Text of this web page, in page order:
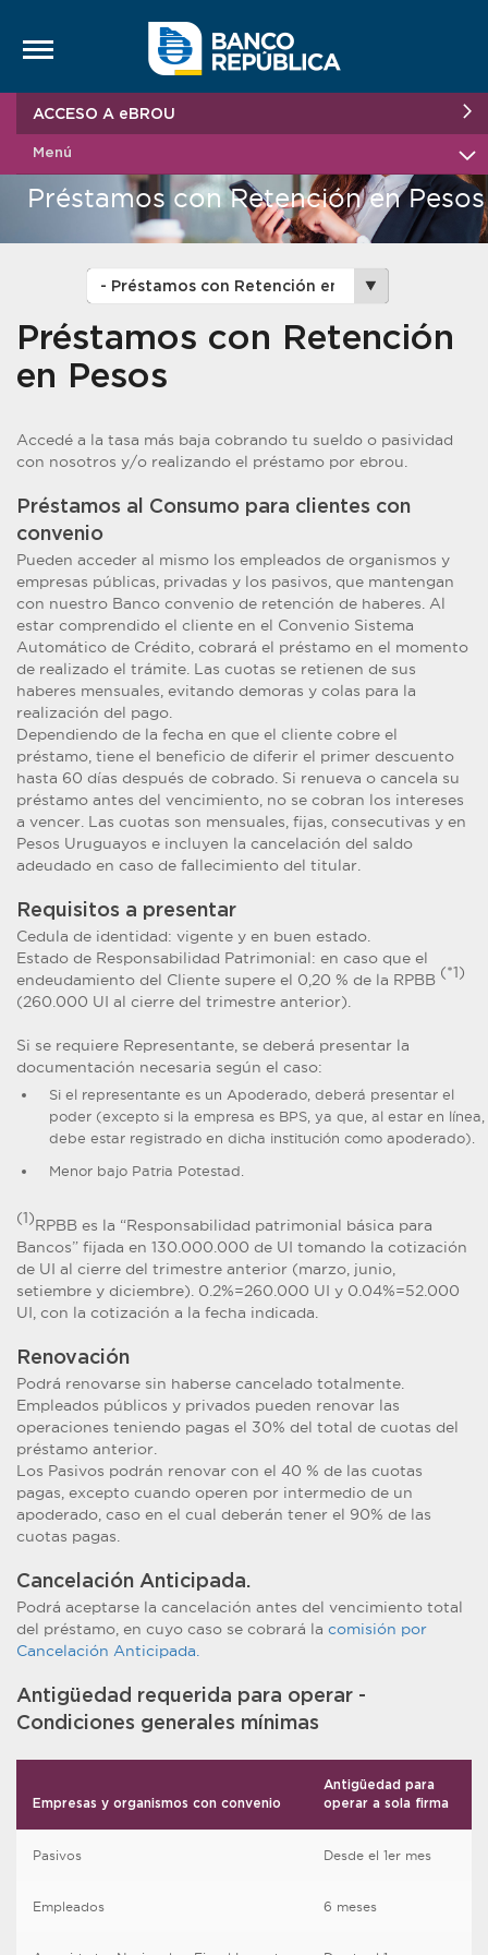
ACCESO A eBROU
Menú
Préstamos con Retención en Pesos
Préstamos con Retención
en Pesos
Accedé a la tasa más baja cobrando tu sueldo o pasividad
con nosotros y/o realizando el préstamo por ebrou.
Préstamos al Consumo para clientes con
convenio
Pueden acceder al mismo los empleados de organismos y
empresas públicas, privadas y los pasivos, que mantengan
con nuestro Banco convenio de retención de haberes. Al
estar comprendido el cliente en el Convenio Sistema
Automático de Crédito, cobrará el préstamo en el momento
de realizado el trámite. Las cuotas se retienen de sus
haberes mensuales, evitando demoras y colas para la
realización del pago.
Dependiendo de la fecha en que el cliente cobre el
préstamo, tiene el beneficio de diferir el primer descuento
hasta 60 días después de cobrado. Si renueva o cancela su
préstamo antes del vencimiento, no se cobran los intereses
a vencer. Las cuotas son mensuales, fijas, consecutivas y en
Pesos Uruguayos e incluyen la cancelación del saldo
adeudado en caso de fallecimiento del titular.
Requisitos a presentar
Cedula de identidad: vigente y en buen estado.
Estado de Responsabilidad Patrimonial: en caso que el
endeudamiento del Cliente supere el 0,20 % de la RPBB (*1)
(260.000 UI al cierre del trimestre anterior).
Si se requiere Representante, se deberá presentar la
documentación necesaria según el caso:
Si el representante es un Apoderado, deberá presentar el
poder (excepto si la empresa es BPS, ya que, al estar en línea,
debe estar registrado en dicha institución como apoderado).
Menor bajo Patria Potestad.
(1)RPBB es la “Responsabilidad patrimonial básica para
Bancos” fijada en 130.000.000 de UI tomando la cotización
de UI al cierre del trimestre anterior (marzo, junio,
setiembre y diciembre). 0.2%=260.000 UI y 0.04%=52.000
UI, con la cotización a la fecha indicada.
Renovación
Podrá renovarse sin haberse cancelado totalmente.
Empleados públicos y privados pueden renovar las
operaciones teniendo pagas el 30% del total de cuotas del
préstamo anterior.
Los Pasivos podrán renovar con el 40 % de las cuotas
pagas, excepto cuando operen por intermedio de un
apoderado, caso en el cual deberán tener el 90% de las
cuotas pagas.
Cancelación Anticipada.
Podrá aceptarse la cancelación antes del vencimiento total
del préstamo, en cuyo caso se cobrará la comisión por
Cancelación Anticipada.
Antigüedad requerida para operar -
Condiciones generales mínimas
Empresas y organismos con convenio
Antigüedad para
operar a sola firma
Pasivos Desde el 1er mes
Empleados 6 meses